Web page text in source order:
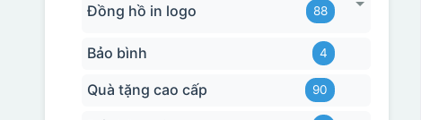
Đồng hồ in logo 88
Bảo bình 4
Quà tặng cao cấp 90